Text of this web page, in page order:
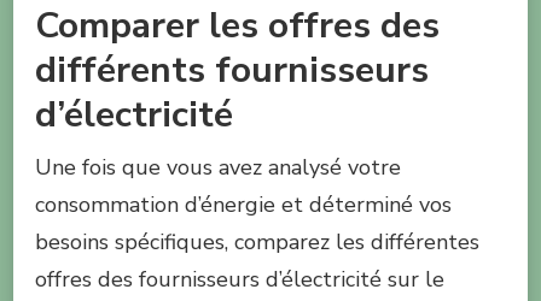
Comparer les offres des
différents fournisseurs
d’électricité
Une fois que vous avez analysé votre
consommation d’énergie et déterminé vos
besoins spécifiques, comparez les différentes
offres des fournisseurs d’électricité sur le